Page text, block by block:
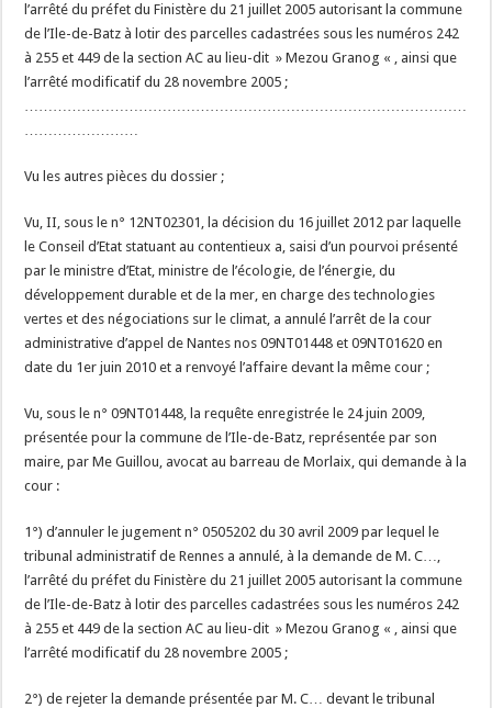
l’arrêté du préfet du Finistère du 21 juillet 2005 autorisant la commune
de l’Ile-de-Batz à lotir des parcelles cadastrées sous les numéros 242
à 255 et 449 de la section AC au lieu-dit » Mezou Granog « , ainsi que
l’arrêté modificatif du 28 novembre 2005 ;
…………………………………………………………………………………
……………………
Vu les autres pièces du dossier ;
Vu, II, sous le n° 12NT02301, la décision du 16 juillet 2012 par laquelle
le Conseil d’Etat statuant au contentieux a, saisi d’un pourvoi présenté
par le ministre d’Etat, ministre de l’écologie, de l’énergie, du
développement durable et de la mer, en charge des technologies
vertes et des négociations sur le climat, a annulé l’arrêt de la cour
administrative d’appel de Nantes nos 09NT01448 et 09NT01620 en
date du 1er juin 2010 et a renvoyé l’affaire devant la même cour ;
Vu, sous le n° 09NT01448, la requête enregistrée le 24 juin 2009,
présentée pour la commune de l’Ile-de-Batz, représentée par son
maire, par Me Guillou, avocat au barreau de Morlaix, qui demande à la
cour :
1°) d’annuler le jugement n° 0505202 du 30 avril 2009 par lequel le
tribunal administratif de Rennes a annulé, à la demande de M. C…,
l’arrêté du préfet du Finistère du 21 juillet 2005 autorisant la commune
de l’Ile-de-Batz à lotir des parcelles cadastrées sous les numéros 242
à 255 et 449 de la section AC au lieu-dit » Mezou Granog « , ainsi que
l’arrêté modificatif du 28 novembre 2005 ;
2°) de rejeter la demande présentée par M. C… devant le tribunal